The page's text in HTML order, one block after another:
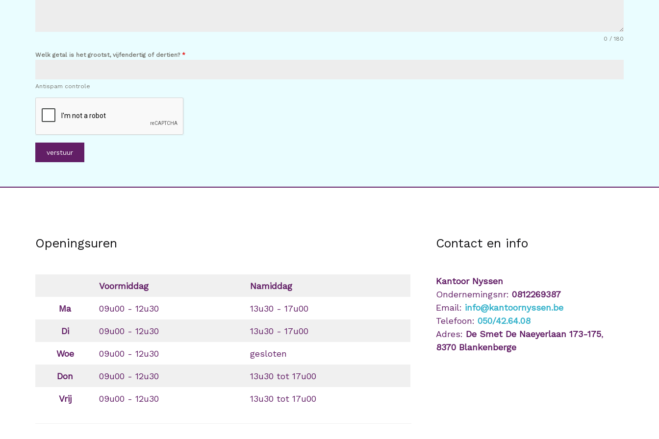
0 / 180
Welk getal is het grootst, vijfendertig of dertien? *
Antispam controle
verstuur
Openingsuren
Voormiddag Namiddag
Ma 09u00 - 12u30 13u30 - 17u00
Di 09u00 - 12u30 13u30 - 17u00
Woe 09u00 - 12u30 gesloten
Don 09u00 - 12u30 13u30 tot 17u00
Vrij 09u00 - 12u30 13u30 tot 17u00
Contact en info
Kantoor Nyssen
Ondernemingsnr: 0812269387
Email: info@kantoornyssen.be
Telefoon: 050/42.64.08
Adres: De Smet De Naeyerlaan 173-175,
8370 Blankenberge